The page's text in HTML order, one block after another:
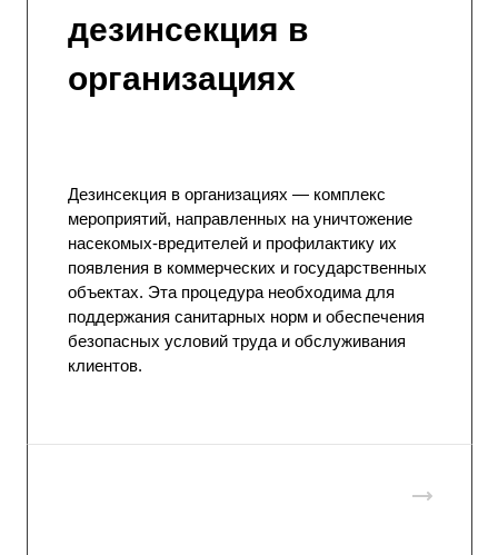
дезинсекция в
организациях
Дезинсекция в организациях — комплекс
мероприятий, направленных на уничтожение
насекомых-вредителей и профилактику их
появления в коммерческих и государственных
объектах. Эта процедура необходима для
поддержания санитарных норм и обеспечения
безопасных условий труда и обслуживания
клиентов.